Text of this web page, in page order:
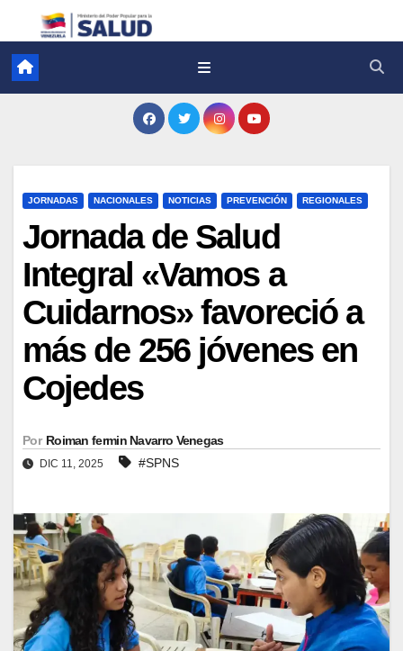
JORNADAS NACIONALES NOTICIAS PREVENCIÓN REGIONALES
Jornada de Salud
Integral «Vamos a
Cuidarnos» favoreció a
más de 256 jóvenes en
Cojedes
Por Roiman fermin Navarro Venegas
DIC 11, 2025 #SPNS